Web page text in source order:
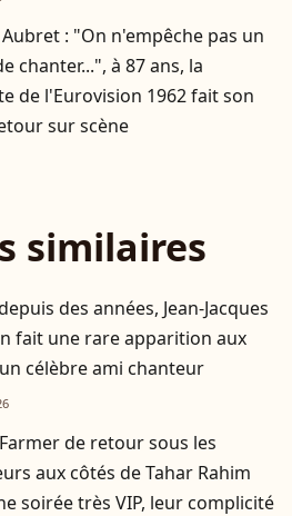
: "On n'empêche pas un
chanter...", à 87 ans, la
de l'Eurovision 1962 fait son
sur scène
similaires
des années, Jean-Jacques
fait une rare apparition aux
célèbre ami chanteur
de retour sous les
aux côtés de Tahar Rahim
soirée très VIP, leur complicité